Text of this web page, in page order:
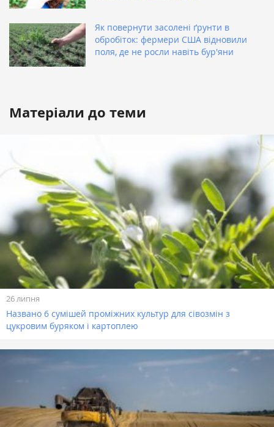
Як повернути засолені ґрунти в
обробіток: фермери США відновили
поля, де не росли навіть бур'яни
Матеріали до теми
26 липня
Названо 6 сумішей проміжних культур для сівозмін з
цукровим буряком і картоплею